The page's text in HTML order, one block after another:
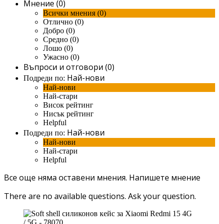
Мнение (0)
Всички мнения (0)
Отлично (0)
Добро (0)
Средно (0)
Лошо (0)
Ужасно (0)
Въпроси и отговори (0)
Подреди по: Най-нови
Най-нови
Най-стари
Висок рейтинг
Нисък рейтинг
Helpful
Подреди по: Най-нови
Най-нови
Най-стари
Helpful
Все още няма оставени мнения. Напишете мнение
There are no available questions. Ask your question.